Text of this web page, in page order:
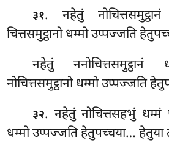
३१. नहेतुं
चित्तसमुट्ठानोधम्मो उप्पज्जति
नहेतुं
नोचित्तसमुट्ठानो धम्मो उप्पज्जति
३२. नहेतुंनोचित्तसहभुं
धम्मो उप्पज्जति हेतुपच्चया… हेतुया